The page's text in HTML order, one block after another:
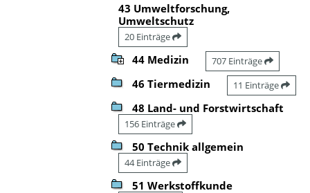
43 Umweltforschung,
Umweltschutz
20 Einträge
44 Medizin 707 Einträge
46 Tiermedizin 11 Einträge
48 Land- und Forstwirtschaft
156 Einträge
50 Technik allgemein
44 Einträge
51 Werkstoffkunde